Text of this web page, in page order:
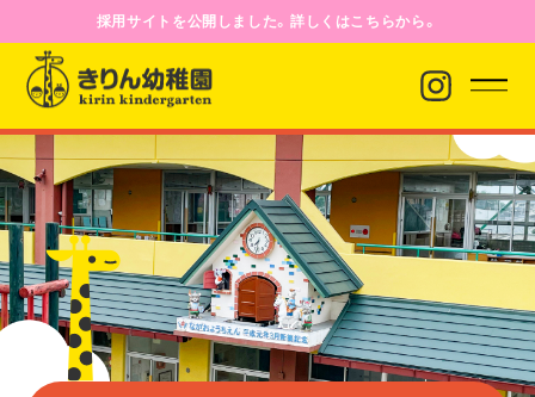
採用サイトを公開しました。詳しくはこちらから。
園からのお知らせ
園について
園のようす